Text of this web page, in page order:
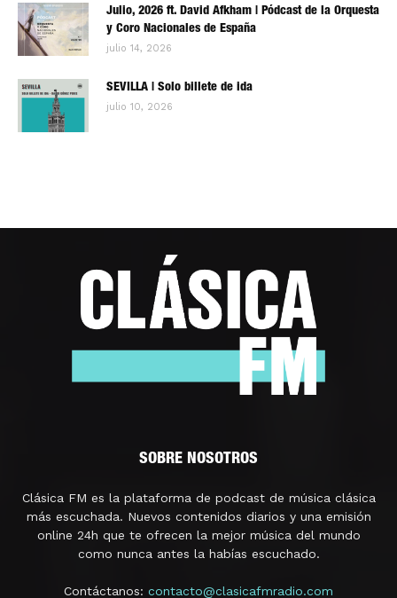
Julio, 2026 ft. David Afkham | Pódcast de la Orquesta
y Coro Nacionales de España
julio 14, 2026
SEVILLA | Solo billete de ida
julio 10, 2026
SOBRE NOSOTROS
Clásica FM es la plataforma de podcast de música clásica
más escuchada. Nuevos contenidos diarios y una emisión
online 24h que te ofrecen la mejor música del mundo
como nunca antes la habías escuchado.
Contáctanos: contacto@clasicafmradio.com